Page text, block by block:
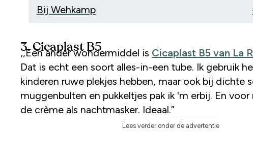
Bij Wehkamp
3. Cicaplast B5
,,Een ander wondermiddel is Cicaplast B5 van La
Dat is echt een soort alles-in-een tube. Ik gebruik
kinderen ruwe plekjes hebben, maar ook bij dichte
muggenbulten en pukkeltjes pak ik 'm erbij. En
de crème als nachtmasker. Ideaal.”
Lees verder onder de advertentie